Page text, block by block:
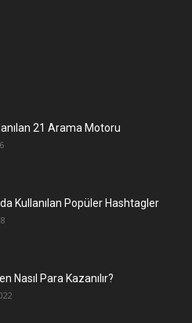
21 Arama Motoru
Kullanılan Popüler Hashtagler
Nasıl Para Kazanılır?